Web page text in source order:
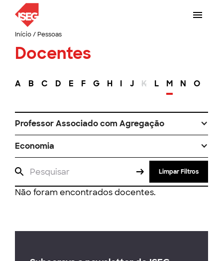
Início/ Pessoas
Docentes
A B C D E F G H I J K L M N O
Professor Associado com Agregação
Economia
Limpar Filtros
Não foram encontrados docentes.